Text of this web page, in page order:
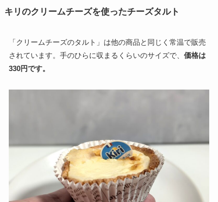
キリのクリームチーズを使ったチーズタルト
「クリームチーズのタルト」は他の商品と同じく常温で販売
されています。手のひらに収まるくらいのサイズで、 価格は
330円です。